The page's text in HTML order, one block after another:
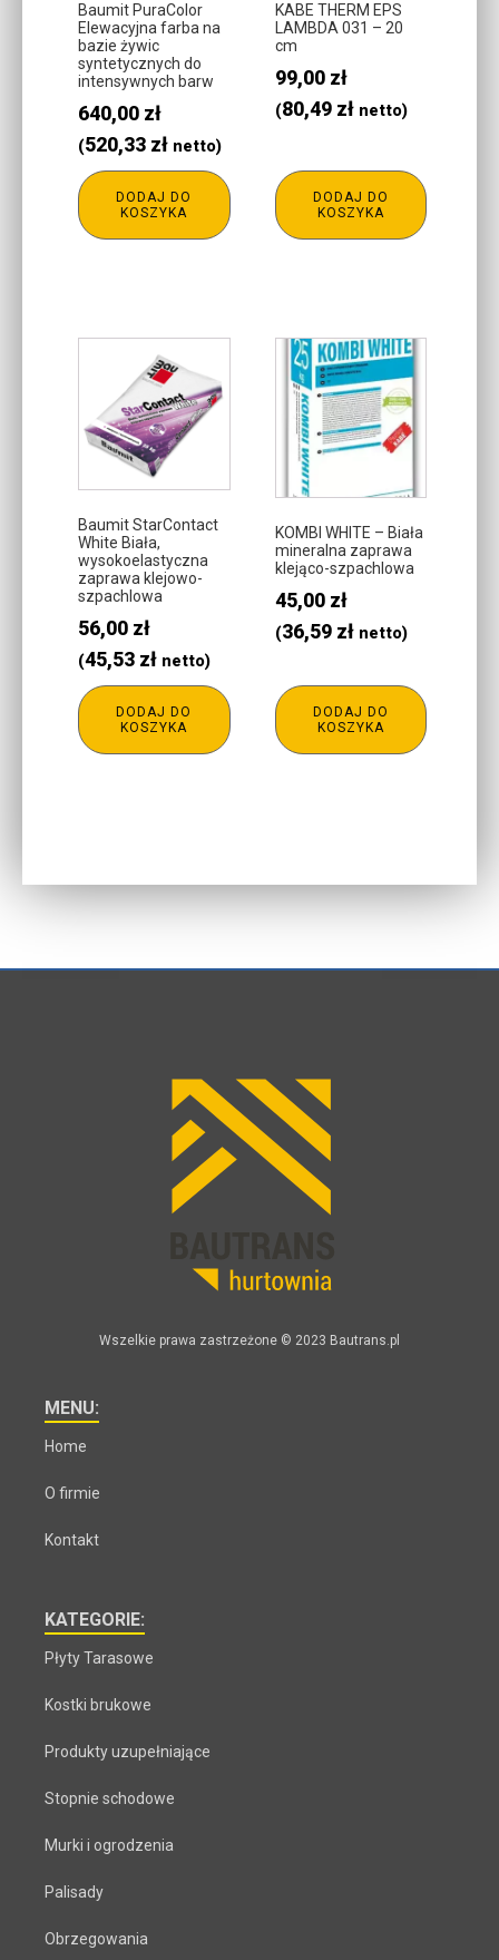
Baumit PuraColor
Elewacyjna farba na
bazie żywic
syntetycznych do
intensywnych barw
640,00 zł
(520,33 zł netto)
DODAJ DO
KOSZYKA
KABE THERM EPS
LAMBDA 031 – 20
cm
99,00 zł
(80,49 złnetto)
DODAJ DO
KOSZYKA
Baumit StarContact
White Biała,
wysokoelastyczna
zaprawa klejowo-
szpachlowa
56,00 zł
(45,53 zł netto)
DODAJ DO
KOSZYKA
KOMBI WHITE – Biała
mineralna zaprawa
klejąco-szpachlowa
45,00 zł
(36,59 złnetto)
DODAJ DO
KOSZYKA
Wszelkie prawa zastrzeżone © 2023 Bautrans.pl
MENU:
Home
O firmie
Kontakt
KATEGORIE:
Płyty Tarasowe
Kostki brukowe
Produkty uzupełniające
Stopnie schodowe
Murki i ogrodzenia
Palisady
Obrzegowania